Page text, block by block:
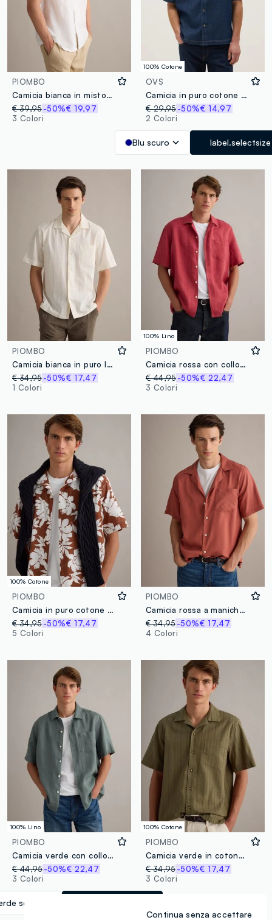
PIOMBO
Camicia bianca in misto lino e cotone con collo bowling regular fit
€ 39,95-50%€ 19,97
3 Colori
100% Cotone
OVS
Camicia in puro cotone denim blu regular fit con tasca sul petto
€ 29,95 -50%€ 14,97
2 Colori
Blu scuro label.selectsize
PIOMBO
Camicia bianca in puro lyocell con collo bowling regular fit
€ 34,95-50%€ 17,47
1 Colori
100% Lino
PIOMBO
Camicia rossa con collo bowling in puro lino
€ 44,95 -50%€ 22,47
3 Colori
100% Cotone
PIOMBO
Camicia in puro cotone multicolor regular fit con motivo floreale
€ 34,95-50%€ 17,47
5 Colori
PIOMBO
Camicia rossa a maniche corte in puro lyocell
€ 34,95 -50%€ 17,47
4 Colori
100% Lino
PIOMBO
Camicia verde con collo bowling in puro lino regular fit
€ 44,95-50%€ 22,47
3 Colori
scuro
100% Cotone
PIOMBO
Camicia verde in cotone organico con collo bowling
€ 34,95 -50%€ 17,47
3 Colori
Continua senza accettare